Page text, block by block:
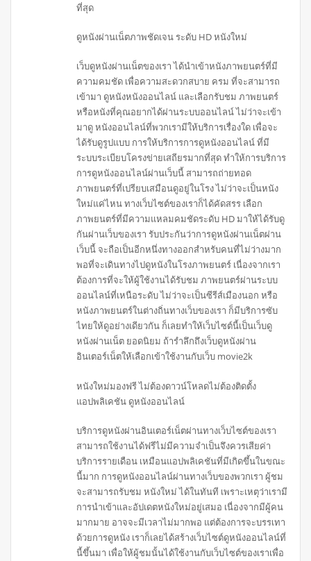
ที่สุด
ดูหนังผ่านเน็ตภาพชัดเจน ระดับ HD หนังใหม่
เว็บดูหนังผ่านเน็ตของเรา ได้นำเข้าหนังภาพยนตร์ที่มี
ความคมชัด เพื่อความสะดวกสบาย ครม ที่จะสามารถ
เข้ามา ดูหนังหนังออนไลน์ และเลือกรับชม ภาพยนตร์
หรือหนังที่คุณอยากได้ผ่านระบบออนไลน์ ไม่ว่าจะเข้า
มาดู หนังออนไลน์ที่พวกเรามีให้บริการเรื่องใด เพื่อจะ
ได้รับดูรูปแบบ การให้บริการการดูหนังออนไลน์ ที่มี
ระบบระเบียบโครงข่ายเสถียรมากที่สุด ทำให้การบริการ
การดูหนังออนไลน์ผ่านเว็บนี้ สามารถถ่ายทอด
ภาพยนตร์ที่เปรียบเสมือนดูอยู่ในโรง ไม่ว่าจะเป็นหนัง
ใหม่แค่ไหน ทางเว็บไซต์ของเราก็ได้คัดสรร เลือก
ภาพยนตร์ที่มีความแหลมคมชัดระดับ HD มาให้ได้รับดู
กันผ่านเว็บของเรา รับประกันว่าการดูหนังผ่านเน็ตผ่าน
เว็บนี้ จะถือเป็นอีกหนึ่งทางออกสำหรับคนที่ไม่ว่างมาก
พอที่จะเดินทางไปดูหนังในโรงภาพยนตร์ เนื่องจากเรา
ต้องการที่จะให้ผู้ใช้งานได้รับชม ภาพยนตร์ผ่านระบบ
ออนไลน์ที่เหนือระดับ ไม่ว่าจะเป็นซีรีส์เมืองนอก หรือ
หนังภาพยนตร์ในต่างถิ่นทางเว็บของเรา ก็มีบริการซับ
ไทยให้ดูอย่างเดียวกัน ก็เลยทำให้เว็บไซต์นี้เป็นเว็บดู
หนังผ่านเน็ต ยอดนิยม ถ้ารำลึกถึงเว็บดูหนังผ่าน
อินเตอร์เน็ตให้เลือกเข้าใช้งานกับเว็บ movie2k
หนังใหม่มองฟรี ไม่ต้องดาวน์โหลดไม่ต้องติดตั้ง
แอปพลิเคชัน ดูหนังออนไลน์
บริการดูหนังผ่านอินเตอร์เน็ตผ่านทางเว็บไซต์ของเรา
สามารถใช้งานได้ฟรีไม่มีความจำเป็นจึงควรเสียค่า
บริการรายเดือน เหมือนแอปพลิเคชันที่มีเกิดขึ้นในขณะ
นี้มาก การดูหนังออนไลน์ผ่านทางเว็บของพวกเรา ผู้ชม
จะสามารถรับชม หนังใหม่ ได้ในทันที เพราะเหตุว่าเรามี
การนำเข้าและอัปเดตหนังใหม่อยู่เสมอ เนื่องจากมีผู้คน
มากมาย อาจจะมีเวลาไม่มากพอ แต่ต้องการจะบรรเทา
ด้วยการดูหนัง เราก็เลยได้สร้างเว็บไซต์ดูหนังออนไลน์ที่
นี้ขึ้นมา เพื่อให้ผู้ชมนั้นได้ใช้งานกับเว็บไซต์ของเราเพื่อ